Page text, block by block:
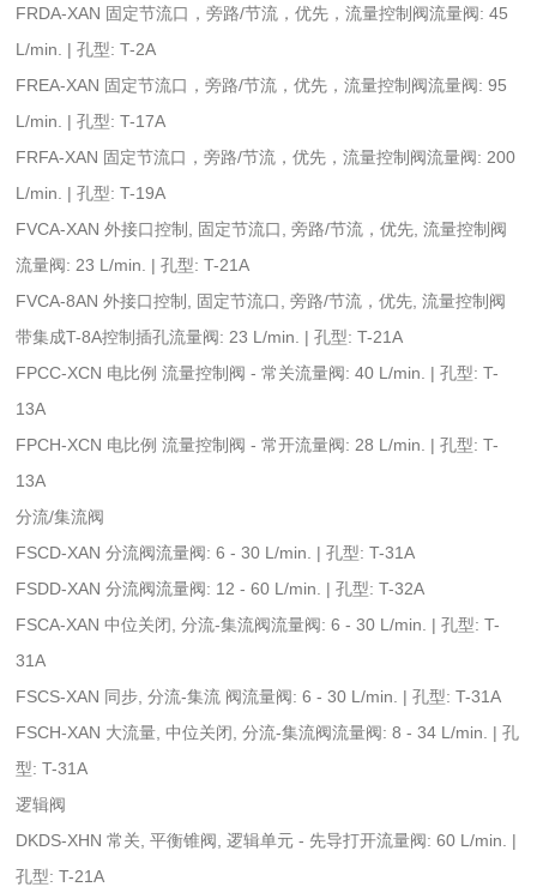
FRDA-XAN 固定节流口，旁路/节流，优先，流量控制阀流量阀: 45
L/min. | 孔型: T-2A
FREA-XAN 固定节流口，旁路/节流，优先，流量控制阀流量阀: 95
L/min. | 孔型: T-17A
FRFA-XAN 固定节流口，旁路/节流，优先，流量控制阀流量阀: 200
L/min. | 孔型: T-19A
FVCA-XAN 外接口控制, 固定节流口, 旁路/节流，优先, 流量控制阀
流量阀: 23 L/min. | 孔型: T-21A
FVCA-8AN 外接口控制, 固定节流口, 旁路/节流，优先, 流量控制阀
带集成T-8A控制插孔流量阀: 23 L/min. | 孔型: T-21A
FPCC-XCN 电比例 流量控制阀 - 常关流量阀: 40 L/min. | 孔型: T-
13A
FPCH-XCN 电比例 流量控制阀 - 常开流量阀: 28 L/min. | 孔型: T-
13A
分流/集流阀
FSCD-XAN 分流阀流量阀: 6 - 30 L/min. | 孔型: T-31A
FSDD-XAN 分流阀流量阀: 12 - 60 L/min. | 孔型: T-32A
FSCA-XAN 中位关闭, 分流-集流阀流量阀: 6 - 30 L/min. | 孔型: T-
31A
FSCS-XAN 同步, 分流-集流 阀流量阀: 6 - 30 L/min. | 孔型: T-31A
FSCH-XAN 大流量, 中位关闭, 分流-集流阀流量阀: 8 - 34 L/min. | 孔
型: T-31A
逻辑阀
DKDS-XHN 常关, 平衡锥阀, 逻辑单元 - 先导打开流量阀: 60 L/min. |
孔型: T-21A